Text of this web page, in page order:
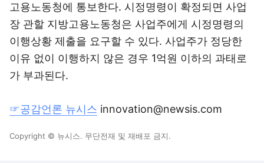
고용노동청에 통보한다. 시정명령이 확정되면 사업
장 관할 지방고용노동청은 사업주에게 시정명령의
이행상황 제출을 요구할 수 있다. 사업주가 정당한
이유 없이 이행하지 않은 경우 1억원 이하의 과태로
가 부과된다.
☞공감언론 뉴시스 innovation@newsis.com
Copyright © 뉴시스. 무단전재 및 재배포 금지.